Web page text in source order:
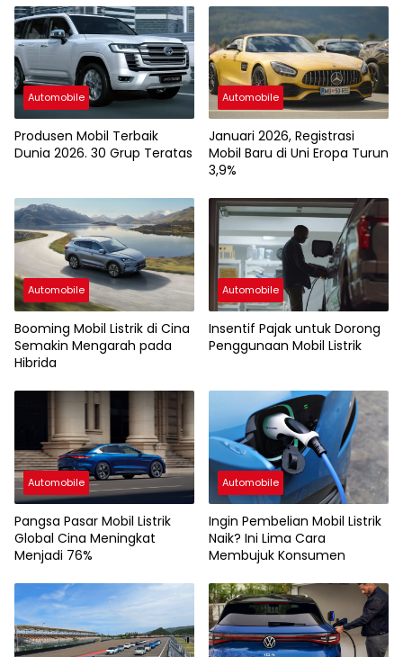
Automobile
Produsen Mobil Terbaik
Dunia 2026. 30 Grup Teratas
Automobile
Januari 2026, Registrasi
Mobil Baru di Uni Eropa Turun
3,9%
Automobile
Booming Mobil Listrik di Cina
Semakin Mengarah pada
Hibrida
Automobile
Insentif Pajak untuk Dorong
Penggunaan Mobil Listrik
Automobile
Pangsa Pasar Mobil Listrik
Global Cina Meningkat
Menjadi 76%
Automobile
Ingin Pembelian Mobil Listrik
Naik? Ini Lima Cara
Membujuk Konsumen